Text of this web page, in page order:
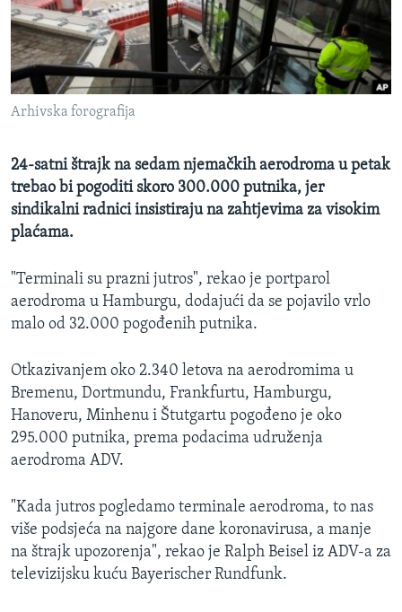
MAGAZIN
O GLASU AMERIKE
Learning English
Jezici
Arhivska forografija
24-satni štrajk na sedam njemačkih aerodroma u petak
trebao bi pogoditi skoro 300.000 putnika, jer
sindikalni radnici insistiraju na zahtjevima za visokim
plaćama.
"Terminali su prazni jutros", rekao je portparol
aerodroma u Hamburgu, dodajući da se pojavilo vrlo
malo od 32.000 pogođenih putnika.
Otkazivanjem oko 2.340 letova na aerodromima u
Bremenu, Dortmundu, Frankfurtu, Hamburgu,
Hanoveru, Minhenu i Štutgartu pogođeno je oko
295.000 putnika, prema podacima udruženja
aerodroma ADV.
"Kada jutros pogledamo terminale aerodroma, to nas
više podsjeća na najgore dane koronavirusa, a manje
na štrajk upozorenja", rekao je Ralph Beisel iz ADV-a za
televizijsku kuću Bayerischer Rundfunk.